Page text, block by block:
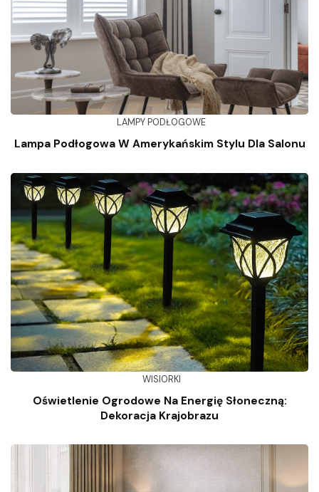
LAMPY PODŁOGOWE
Lampa Podłogowa W Amerykańskim Stylu Dla Salonu
WISIORKI
Oświetlenie Ogrodowe Na Energię Słoneczną:
Dekoracja Krajobrazu